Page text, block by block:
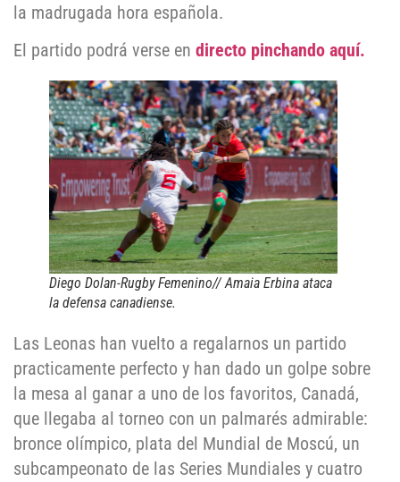
la madrugada hora española.
El partido podrá verse en directo pinchando aquí.
Diego Dolan-Rugby Femenino// Amaia Erbina ataca
la defensa canadiense.
Las Leonas han vuelto a regalarnos un partido
practicamente perfecto y han dado un golpe sobre
la mesa al ganar a uno de los favoritos, Canadá,
que llegaba al torneo con un palmarés admirable:
bronce olímpico, plata del Mundial de Moscú, un
subcampeonato de las Series Mundiales y cuatro